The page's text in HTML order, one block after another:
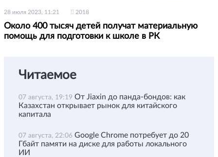
28 июля 2023, 11:21 2018
Около 400 тысяч детей получат материальную
помощь для подготовки к школе в РК
Читаемое
07 августа, 19:19 От Jiaxin до панда-бондов: как
Казахстан открывает рынок для китайского
капитала
07 августа, 22:06 Google Chrome потребует до 20
Гбайт памяти на диске для работы локального
ИИ